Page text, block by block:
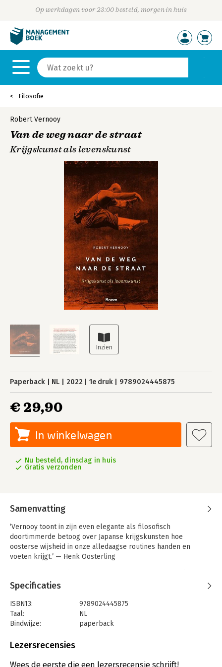
Op werkdagen voor 23:00 besteld, morgen in huis
Filosofie
Robert Vernooy
Van de weg naar de straat
Krijgskunst als levenskunst
Paperback NL 2022 1e druk 9789024445875
€ 29,90
In winkelwagen
Nu besteld, dinsdag in huis
Gratis verzonden
Samenvatting
‘Vernooy toont in zijn even elegante als filosofisch
doortimmerde betoog over Japanse krijgskunsten hoe
oosterse wijsheid in onze alledaagse routines handen en
voeten krijgt.’ — Henk Oosterling
Deze do zit ook in budo, de verzamelnaam voor bekende
Japanse krijgskunsten zoals judo, aikido, kendo en karatedo.
Anders dan de meer competitieve vechtsporten worden zulke
krijgskunsten gezien als een persoonlijk ontwikkelingstraject,
een levensweg, waarbij het gaat om geestelijke vorming door
Als schrijver en budobeoefenaar bewandelt Robert Vernooy
zelf de dubbele weg van pen en zwaard. In Van de weg naar de
Specificaties
ISBN13:
9789024445875
Taal:
NL
Bindwijze:
paperback
Uitgever:
Verschijningsdatum:
17-8-2022
Lezersrecensies
Wees de eerste die een lezersrecensie schrijft!